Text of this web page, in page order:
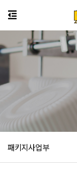
패키지사업부